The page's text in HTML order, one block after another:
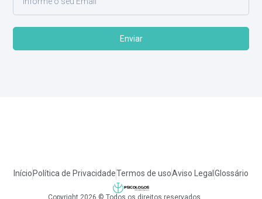
Enviar
Início Política de PrivacidadeTermos de usoAviso Legal Glossário